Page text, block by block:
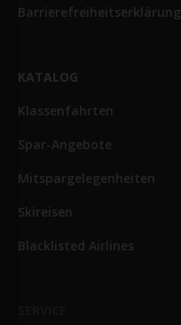
Barrierefreiheitserklärung
KATALOG
Klassenfahrten
Spar-Angebote
Mitspargelegenheiten
Skireisen
Blacklisted Airlines